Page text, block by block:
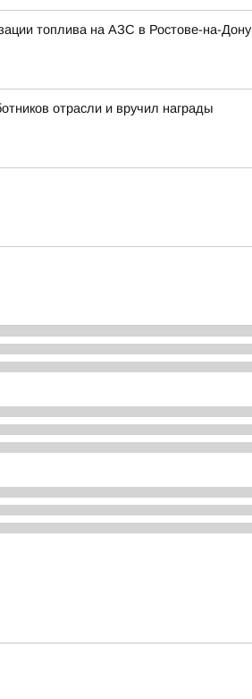
топлива на АЗС в Ростове-на-Дону
отрасли и вручил награды